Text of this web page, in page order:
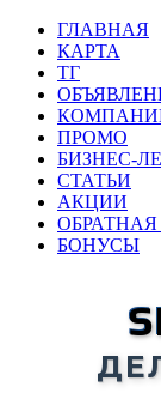
ГЛАВНАЯ
КАРТА
ТГ
ПРОМО
БИЗНЕС-
СТАТЬИ
АКЦИИ
ОБРАТНАЯ
БОНУСЫ